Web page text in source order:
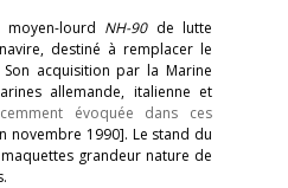
moyen-lourd NH-90de lutte
destiné à remplacer le
acquisition par la Marine
allemande, italienne et
évoquée dans ces
novembre 1990]. Le stand du
grandeur nature de